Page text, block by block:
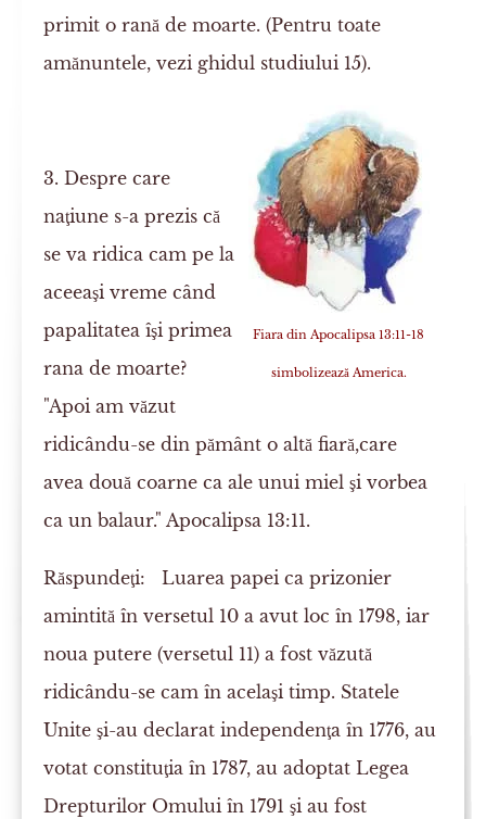
primit o rană de moarte. (Pentru toate
amănuntele, vezi ghidul studiului 15).
Fiara din Apocalipsa 13:11-18
simbolizează America.
3. Despre care
naţiune s-a prezis că
se va ridica cam pe la
aceeaşi vreme când
papalitatea îşi primea
rana de moarte?
"Apoi am văzut
ridicându-se din pământ o altă fiară,care
avea două coarne ca ale unui miel şi vorbea
ca un balaur." Apocalipsa 13:11.
Răspundeţi: Luarea papei ca prizonier
amintită în versetul 10 a avut loc în 1798, iar
noua putere (versetul 11) a fost văzută
ridicându-se cam în acelaşi timp. Statele
Unite şi-au declarat independenţa în 1776, au
votat constituţia în 1787, au adoptat Legea
Drepturilor Omului în 1791 şi au fost